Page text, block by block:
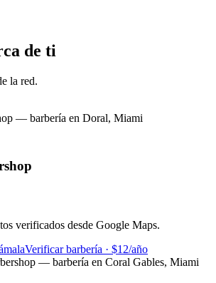
de ti
la red.
verificados desde Google Maps.
Verificar barbería · $12/año